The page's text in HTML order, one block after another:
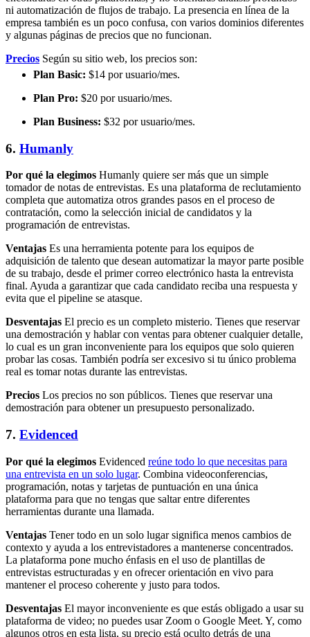
ni automatización de flujos de trabajo. La presencia en línea de la
empresa también es un poco confusa, con varios dominios diferentes
y algunas páginas de precios que no funcionan.
Precios Según su sitio web, los precios son:
Plan Basic: $14 por usuario/mes.
Plan Pro: $20 por usuario/mes.
Plan Business: $32 por usuario/mes.
6. Humanly
Por qué la elegimos Humanly quiere ser más que un simple
tomador de notas de entrevistas. Es una plataforma de reclutamiento
completa que automatiza otros grandes pasos en el proceso de
contratación, como la selección inicial de candidatos y la
programación de entrevistas.
Ventajas Es una herramienta potente para los equipos de
adquisición de talento que desean automatizar la mayor parte posible
de su trabajo, desde el primer correo electrónico hasta la entrevista
final. Ayuda a garantizar que cada candidato reciba una respuesta y
evita que el pipeline se atasque.
Desventajas El precio es un completo misterio. Tienes que reservar
una demostración y hablar con ventas para obtener cualquier detalle,
lo cual es un gran inconveniente para los equipos que solo quieren
probar las cosas. También podría ser excesivo si tu único problema
real es tomar notas durante las entrevistas.
Precios Los precios no son públicos. Tienes que reservar una
demostración para obtener un presupuesto personalizado.
7. Evidenced
Por qué la elegimos Evidenced reúne todo lo que necesitas para
una entrevista en un solo lugar. Combina videoconferencias,
programación, notas y tarjetas de puntuación en una única
plataforma para que no tengas que saltar entre diferentes
herramientas durante una llamada.
Ventajas Tener todo en un solo lugar significa menos cambios de
contexto y ayuda a los entrevistadores a mantenerse concentrados.
La plataforma pone mucho énfasis en el uso de plantillas de
entrevistas estructuradas y en ofrecer orientación en vivo para
mantener el proceso coherente y justo para todos.
Desventajas El mayor inconveniente es que estás obligado a usar su
plataforma de video; no puedes usar Zoom o Google Meet. Y, como
algunos otros en esta lista, su precio está oculto detrás de una